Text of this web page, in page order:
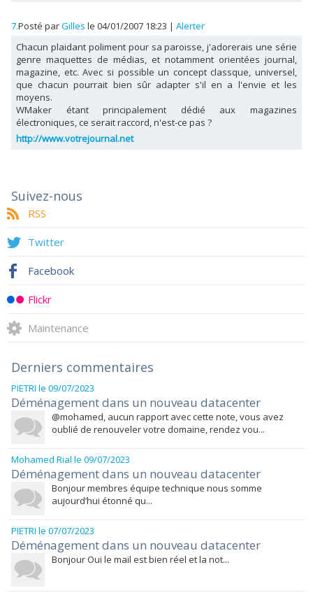
7.Posté parGilles le 04/01/2007 18:23 | Alerter
Chacun plaidant poliment pour sa paroisse, j'adorerais une série
genre maquettes de médias, et notamment orientées journal,
magazine, etc. Avec si possible un concept classque, universel,
que chacun pourrait bien sûr adapter s'il en a l'envie et les
moyens.
WMaker étant principalement dédié aux magazines
électroniques, ce serait raccord, n'est-ce pas ?
http://www.votrejournal.net
Suivez-nous
RSS
Twitter
Facebook
Flickr
Maintenance
Derniers commentaires
PIETRI le 09/07/2023
Déménagement dans un nouveau datacenter
@mohamed, aucun rapport avec cette note, vous avez
oublié de renouveler votre domaine, rendez vou...
Mohamed Rial le 09/07/2023
Déménagement dans un nouveau datacenter
Bonjour membres équipe technique nous somme
aujourd’hui étonné qu...
PIETRI le 07/07/2023
Déménagement dans un nouveau datacenter
Bonjour Oui le mail est bien réel et la not...